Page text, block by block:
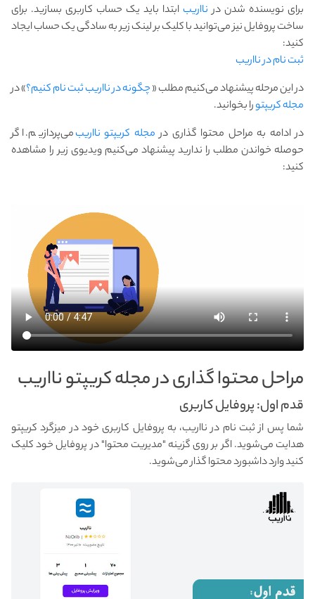
برای نویسنده شدن در نااریب ابتدا باید یک حساب کاربری بسازید. برای
ساخت پروفایل نیز می‌توانید با کلیک بر لینک زیر به سادگی یک حساب ایجاد
کنید:
ثبت نام در نااریب
در این مرحله پیشنهاد می‌کنیم مطلب «چگونه در نااریب ثبت نام کنیم؟» در
مجله کریپتورا بخوانید.
در ادامه به مراحل محتوا گذاری در مجله کریپتو نااریبمی‌پردازیم. اگر
حوصله خواندن مطلب را ندارید پیشنهاد می‌کنیم ویدیوی زیر را مشاهده
کنید:
مراحل محتوا گذاری در مجله کریپتو نااریب
قدم اول: پروفایل کاربری
شما پس از ثبت نام در نااریب، به پروفایل کاربری خود در میزگرد کریپتو
هدایت می‌شوید. اگر بر روی گزینه "مدیریت محتوا" در پروفایل خود کلیک
کنید وارد داشبورد محتوا گذار می‌شوید.